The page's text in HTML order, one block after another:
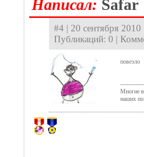
Hаписал: Safar
#4 | 20 сентября
Публикаций: 0 |
повезло
Многие
наших